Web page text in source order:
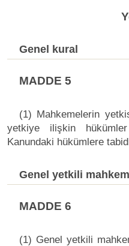
Genel kural
MADDE 5
(1) Mahkemelerin
yetkiye ilişkin
Kanundaki hükümlere
Genel yetkili
MADDE 6
(1) Genel yetkili